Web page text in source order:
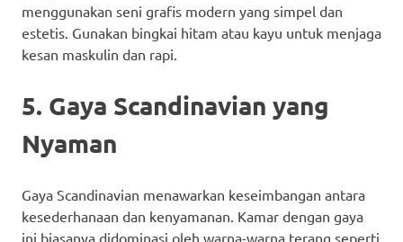
menggunakan seni grafis modern yang simpel dan
estetis. Gunakan bingkai hitam atau kayu untuk menjaga
kesan maskulin dan rapi.
5. Gaya Scandinavian yang
Nyaman
Gaya Scandinavian menawarkan keseimbangan antara
kesederhanaan dan kenyamanan. Kamar dengan gaya
ini biasanya didominasi oleh warna-warna terang seperti